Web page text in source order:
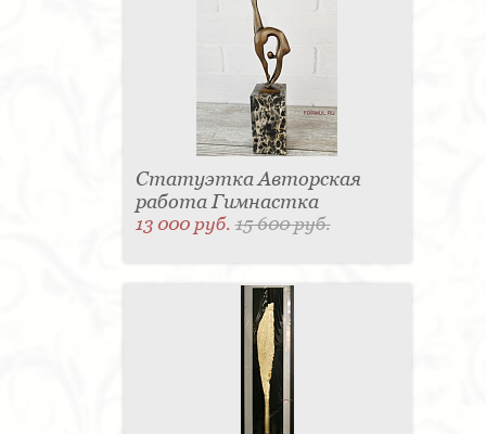
Статуэтка Авторская
работа Гимнастка
13 000 руб.15 600 руб.